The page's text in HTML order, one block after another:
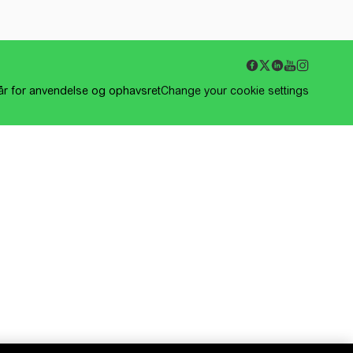
for anvendelse og ophavsretChange your cookie settings